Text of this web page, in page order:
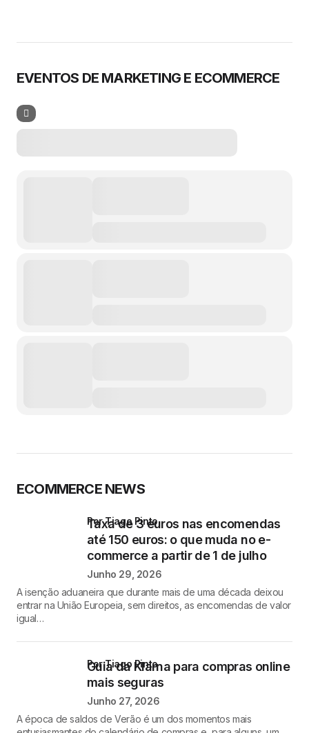
EVENTOS DE MARKETING E ECOMMERCE
ECOMMERCE NEWS
Taxa de 3 euros nas encomendas
até 150 euros: o que muda no e-
commerce a partir de 1 de julho
por Tiago Pinto
Junho 29, 2026
A isenção aduaneira que durante mais de uma década deixou
entrar na União Europeia, sem direitos, as encomendas de valor
igual…
Guia da Klarna para compras online
mais seguras
por Tiago Pinto
Junho 27, 2026
A época de saldos de Verão é um dos momentos mais